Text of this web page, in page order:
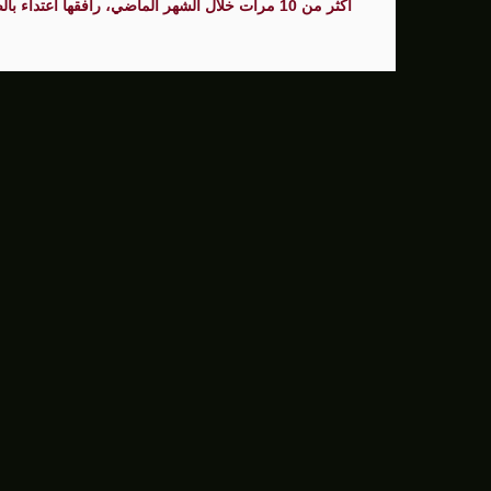
زامير: أضعفنا حماس بشكل كبير وغيّرنا
أكثر من 10 مرات خلال الشهر الماضي، رافقها اعتداء بالضرب، والتنكيل، ورش الغاز.